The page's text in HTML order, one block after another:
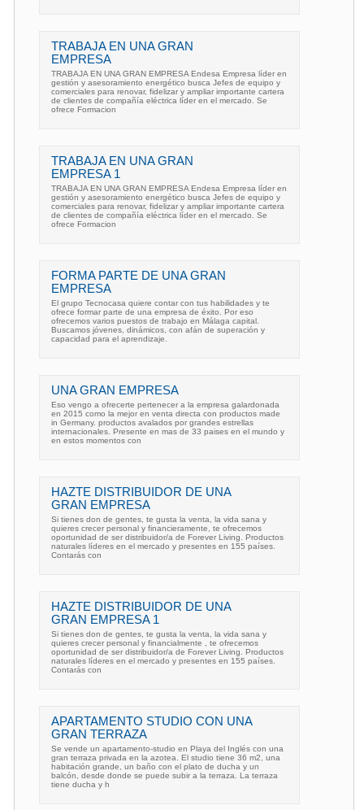
TRABAJA EN UNA GRAN
EMPRESA
TRABAJA EN UNA GRAN EMPRESA Endesa Empresa líder en
gestión y asesoramiento energético busca Jefes de equipo y
comerciales para renovar, fidelizar y ampliar importante cartera
de clientes de compañía eléctrica líder en el mercado. Se
ofrece Formacion
TRABAJA EN UNA GRAN
EMPRESA 1
TRABAJA EN UNA GRAN EMPRESA Endesa Empresa líder en
gestión y asesoramiento energético busca Jefes de equipo y
comerciales para renovar, fidelizar y ampliar importante cartera
de clientes de compañía eléctrica líder en el mercado. Se
ofrece Formacion
FORMA PARTE DE UNA GRAN
EMPRESA
El grupo Tecnocasa quiere contar con tus habilidades y te
ofrece formar parte de una empresa de éxito. Por eso
ofrecemos varios puestos de trabajo en Málaga capital.
Buscamos jóvenes, dinámicos, con afán de superación y
capacidad para el aprendizaje.
UNA GRAN EMPRESA
Eso vengo a ofrecerte pertenecer a la empresa galardonada
en 2015 como la mejor en venta directa con productos made
in Germany. productos avalados por grandes estrellas
internacionales. Presente en mas de 33 paises en el mundo y
en estos momentos con
HAZTE DISTRIBUIDOR DE UNA
GRAN EMPRESA
Si tienes don de gentes, te gusta la venta, la vida sana y
quieres crecer personal y financieramente, te ofrecemos
oportunidad de ser distribuidor/a de Forever Living. Productos
naturales líderes en el mercado y presentes en 155 países.
Contarás con
HAZTE DISTRIBUIDOR DE UNA
GRAN EMPRESA 1
Si tienes don de gentes, te gusta la venta, la vida sana y
quieres crecer personal y financialmente , te ofrecemos
oportunidad de ser distribuidor/a de Forever Living. Productos
naturales líderes en el mercado y presentes en 155 países.
Contarás con
APARTAMENTO STUDIO CON UNA
GRAN TERRAZA
Se vende un apartamento-studio en Playa del Inglés con una
gran terraza privada en la azotea. El studio tiene 36 m2, una
habitación grande, un baño con el plato de ducha y un
balcón, desde donde se puede subir a la terraza. La terraza
tiene ducha y h